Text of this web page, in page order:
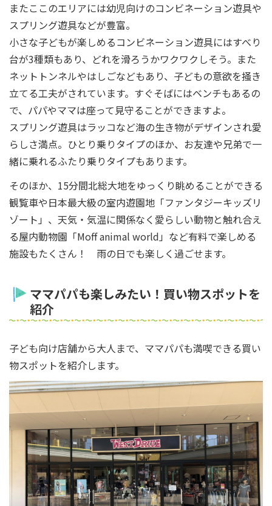
またここのエリアには幼児向けのコンビネーション遊具や
スプリング遊具などが豊富。
小さな子どもが楽しめるコンビネーション遊具にはすべり
台が3種類もあり、どれを滑ろうかワクワクしそう。また
ネットトンネルやはしごなどもあり、子どもの意欲を掻き
立てる工夫がされています。すぐそばにはベンチもあるの
で、パパやママは座って見守ることができますよ。
スプリング遊具はラッコなど海の生き物がデザインされ愛
らしさ満点。ひとり乗りタイプのほか、お友達や兄弟で一
緒に乗れるふたり乗りタイプもあります。
そのほか、15分間北総大地をゆっくり眺めることができる
観覧車や日本最大級の室内遊園地「ファンタジーキッズリ
ゾート」、天気・気温に関係なく愛らしい動物と触れ合え
る屋内動物園「Moff animal world」など有料で楽しめる
施設もたくさん！ 雨の日でも楽しく過ごせます。
ママパパも楽しみたい！買い物スポットを
紹介
子ども向け店舗から大人まで、ママパパも満喫できる買い
物スポットを紹介します。